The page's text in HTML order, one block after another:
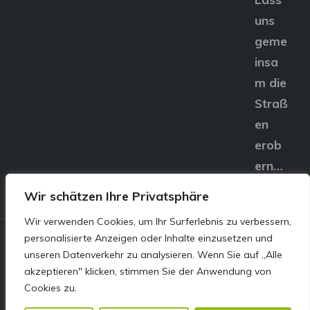
Wir schätzen Ihre Privatsphäre
Wir verwenden Cookies, um Ihr Surferlebnis zu verbessern,
personalisierte Anzeigen oder Inhalte einzusetzen und
unseren Datenverkehr zu analysieren. Wenn Sie auf „Alle
akzeptieren" klicken, stimmen Sie der Anwendung von
Cookies zu.
uns
geme
insa
m die
Straß
en
erob
ern…
© E&S Motors GmbH,
Linzer Straße 83 4240
Freistadt